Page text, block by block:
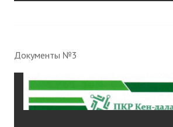
Документы №3